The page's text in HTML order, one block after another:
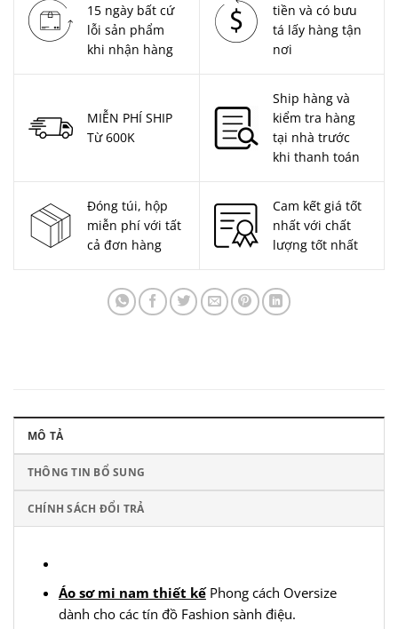
15 ngày bất cứ
lỗi sản phẩm
khi nhận hàng
tiền và có bưu
tá lấy hàng tận
nơi
MIỄN PHÍ SHIP
Từ 600K
Ship hàng và
kiểm tra hàng
tại nhà trước
khi thanh toán
Đóng túi, hộp
miễn phí với tất
cả đơn hàng
Cam kết giá tốt
nhất với chất
lượng tốt nhất
MÔ TẢ
THÔNG TIN BỔ SUNG
CHÍNH SÁCH ĐỔI TRẢ
Áo sơ mi nam thiết kếPhong cách Oversize
dành cho các tín đồ Fashion sành điệu.